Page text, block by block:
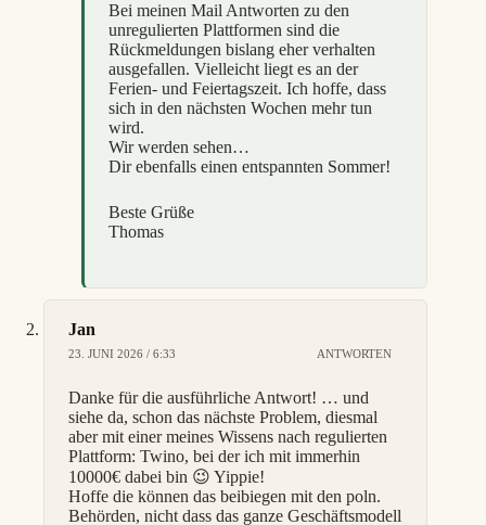
Bei meinen Mail Antworten zu den
unregulierten Plattformen sind die
Rückmeldungen bislang eher verhalten
ausgefallen. Vielleicht liegt es an der
Ferien- und Feiertagszeit. Ich hoffe, dass
sich in den nächsten Wochen mehr tun
wird.
Wir werden sehen…
Dir ebenfalls einen entspannten Sommer!
Beste Grüße
Thomas
Jan
23. JUNI 2026 / 6:33 ANTWORTEN
Danke für die ausführliche Antwort! … und
siehe da, schon das nächste Problem, diesmal
aber mit einer meines Wissens nach regulierten
Plattform: Twino, bei der ich mit immerhin
10000€ dabei bin 😉 Yippie!
Hoffe die können das beibiegen mit den poln.
Behörden, nicht dass das ganze Geschäftsmodell